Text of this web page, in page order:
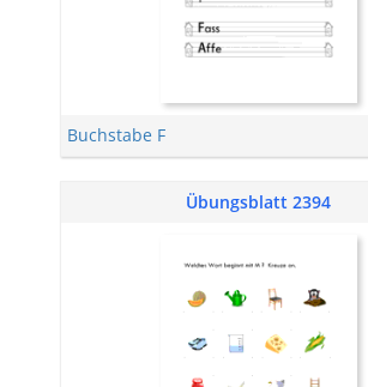
Buchstabe F
Übungsblatt 2394